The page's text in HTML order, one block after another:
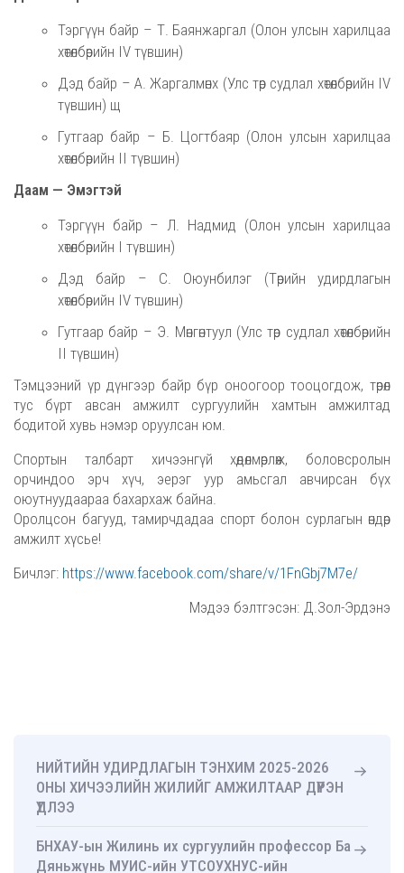
НИЙТИЙН УДИРДЛАГЫН ТЭНХИМ 2025-2026
ОНЫ ХИЧЭЭЛИЙН ЖИЛИЙГ АМЖИЛТААР ДҮҮРЭН
ҮДЛЭЭ
БНХАУ-ын Жилинь их сургуулийн профессор Ба
Дяньжүнь МУИС-ийн УТСОУХНУС-ийн
Тэргүүн байр – Т. Баянжаргал (Олон улсын харилцаа
хөтөлбөрийн IV түвшин)
Дэд байр – А. Жаргалмөнх (Улс төр судлал хөтөлбөрийн IV
түвшин) щ
Гутгаар байр – Б. Цогтбаяр (Олон улсын харилцаа
хөтөлбөрийн II түвшин)
Даам — Эмэгтэй
Тэргүүн байр – Л. Надмид (Олон улсын харилцаа
хөтөлбөрийн I түвшин)
Дэд байр – С. Оюунбилэг (Төрийн удирдлагын
хөтөлбөрийн IV түвшин)
Гутгаар байр – Э. Мөнгөнтуул (Улс төр судлал хөтөлбөрийн
II түвшин)
Тэмцээний үр дүнгээр байр бүр оноогоор тооцогдож, төрөл
тус бүрт авсан амжилт сургуулийн хамтын амжилтад
бодитой хувь нэмэр оруулсан юм.
Спортын талбарт хичээнгүй хөдөлмөрлөж, боловсролын
орчиндоо эрч хүч, эерэг уур амьсгал авчирсан бүх
оюутнуудаараа бахархаж байна.
Оролцсон багууд, тамирчдадаа спорт болон сурлагын өндөр
амжилт хүсье!
Бичлэг: https://www.facebook.com/share/v/1FnGbj7M7e/
Мэдээ бэлтгэсэн: Д.Зол-Эрдэнэ